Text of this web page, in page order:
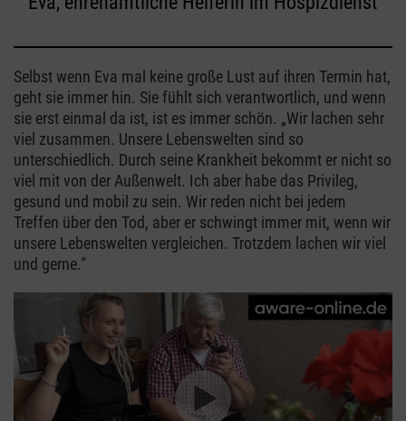
Selbst wenn Eva mal keine große Lust auf ihren Termin hat,
geht sie immer hin. Sie fühlt sich verantwortlich, und wenn
sie erst einmal da ist, ist es immer schön. „Wir lachen sehr
viel zusammen. Unsere Lebenswelten sind so
unterschiedlich. Durch seine Krankheit bekommt er nicht so
viel mit von der Außenwelt. Ich aber habe das Privileg,
gesund und mobil zu sein. Wir reden nicht bei jedem
Treffen über den Tod, aber er schwingt immer mit, wenn wir
unsere Lebenswelten vergleichen. Trotzdem lachen wir viel
und gerne.“